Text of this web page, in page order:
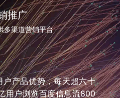
推广
多渠道营销平台
产品优势，每天超六十
用户浏览百度信息流800